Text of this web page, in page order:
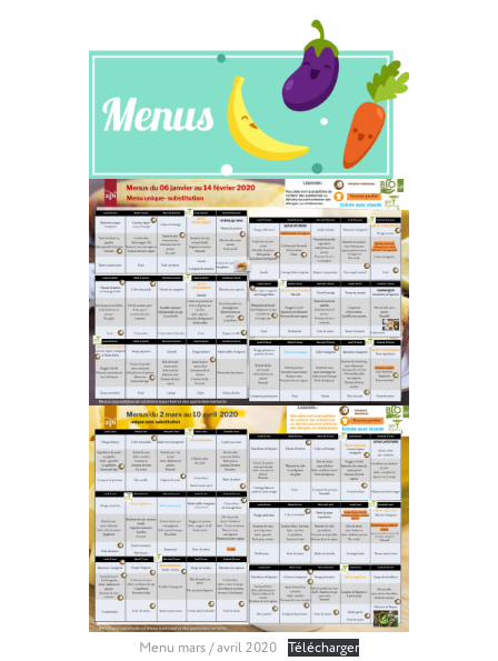
Menu mars / avril 2020 Télécharger